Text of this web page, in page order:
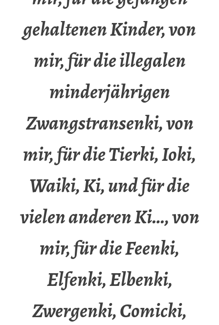
gehaltenen Kinder, von
mir, für die illegalen
minderjährigen
Zwangstransenki, von
mir, für die Tierki, Ioki,
Waiki, Ki, und für die
vielen anderen Ki…, von
mir, für die Feenki,
Elfenki, Elbenki,
Zwergenki, Comicki,